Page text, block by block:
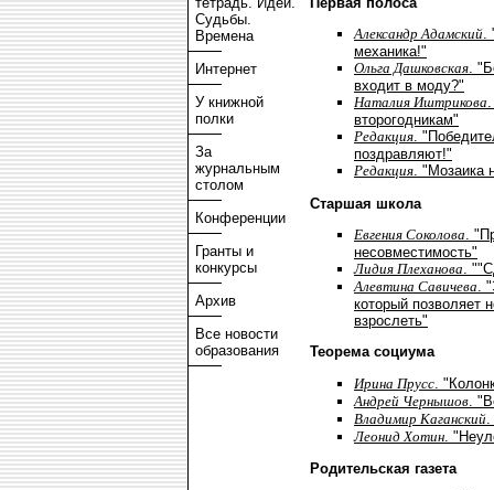
Судьбы.
Времена
Интернет
У книжной
полки
За
журнальным
столом
Конференции
Гранты и
конкурсы
Архив
Все новости
образования
Александр Адамский.
механика!"
Ольга Дашковская.
входит в моду?"
Наталия Иштрикова
второгодникам"
Редакция.
поздравляют!"
Редакция. "Мозаика
Старшая школа
Евгения Соколова .
несовместимость"
Лидия Плеханова .
Алевтина Савичева .
который позволяет
взрослеть"
Теорема социума
Ирина Прусс .
Андрей Чернышов .
Владимир Каганский
Леонид Хотин .
Родительская газета